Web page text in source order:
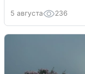
5 августа 236